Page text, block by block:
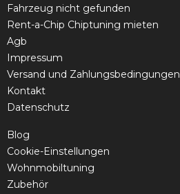
Fahrzeug nicht gefunden
Rent-a-Chip Chiptuning mieten
Agb
Impressum
Versand und Zahlungsbedingungen
Kontakt
Datenschutz
Blog
Cookie-Einstellungen
Wohnmobiltuning
Zubehör